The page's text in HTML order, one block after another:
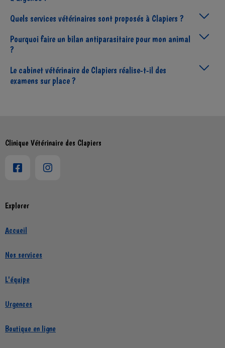
Quels services vétérinaires sont proposés à Clapiers ?
Pourquoi faire un bilan antiparasitaire pour mon animal
?
Le cabinet vétérinaire de Clapiers réalise-t-il des
examens sur place ?
Explorer
Accueil
Nos services
L'équipe
Urgences
Boutique en ligne
Clinique Vétérinaire des Clapiers